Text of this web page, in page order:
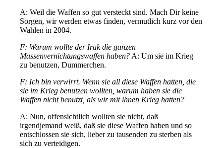
A: Weil die Waffen so gut versteckt sind. Mach Dir keine
Sorgen, wir werden etwas finden, vermutlich kurz vor den
Wahlen in 2004.
F: Warum wollte der Irak die ganzen
Massenvernichtungswaffen haben? A: Um sie im Krieg
zu benutzen, Dummerchen.
F: Ich bin verwirrt. Wenn sie all diese Waffen hatten, die
sie im Krieg benutzen wollten, warum haben sie die
Waffen nicht benutzt, als wir mit ihnen Krieg hatten?
A: Nun, offensichtlich wollten sie nicht, daß
irgendjemand weiß, daß sie diese Waffen haben und so
entschlossen sie sich, lieber zu tausenden zu sterben als
sich zu verteidigen.